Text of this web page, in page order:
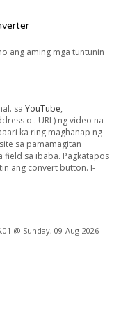
ang aming mga tuntunin
sa YouTube,
o . URL) ng video na
ka ring maghanap ng
sa pamamagitan
field sa ibaba. Pagkatapos
ang convert button. I-
@ Sunday, 09-Aug-2026